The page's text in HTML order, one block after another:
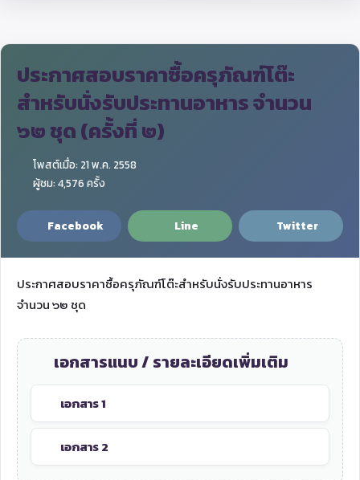
ประกาศสอบราคาซื้อครุภัณฑ์โต๊ะ
สำหรับนั่งรับประทานอาหาร จำนวน
๖๒ ชุด (ครั้งที่ ๒)
โพสต์เมื่อ: 21 พ.ค. 2558
ผู้ชม: 4,576 ครั้ง
Facebook Line Twitter
ประกาศสอบราคาซื้อครุภัณฑ์โต๊ะสำหรับนั่งรับประทานอาหาร
จำนวน ๖๒ ชุด
เอกสารแนบ / รายละเอียดเพิ่มเติม
เอกสาร 1
เอกสาร 2